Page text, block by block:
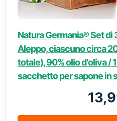
Natura Germania® Set di
Aleppo, ciascuno circa
totale), 90% olio d'oliva /
sacchetto per sapone in